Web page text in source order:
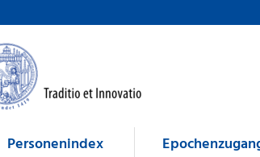
Personenindex